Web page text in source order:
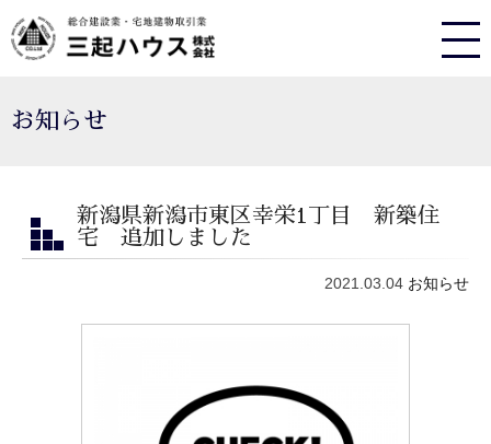
お知らせ
新潟県新潟市東区幸栄1丁目 新築住
宅 追加しました
2021.03.04 お知らせ